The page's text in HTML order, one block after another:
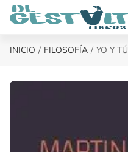
Saltar al contenido principal
INICIO FILOSOFÍA YO Y TÚ